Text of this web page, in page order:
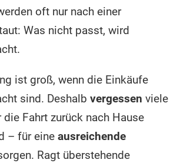
oft nur nach einer
Was nicht passt, wird
ist groß, wenn die Einkäufe
sind. Deshalb vergessen viele
die Fahrt zurück nach Hause
– für eine ausreichende
Ragt überstehende